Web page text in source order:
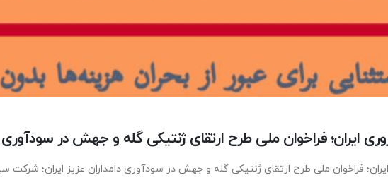
ایران؛ فراخوان ملی طرح ارتقای ژنتیکی گله و جهش در سودآوری
فراخوان ملی طرح ارتقای ژنتیکی گله و جهش در سودآوری دامداران عزیز ایران؛